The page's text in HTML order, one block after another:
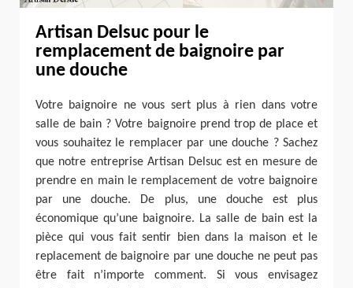
Artisan Delsuc pour le
remplacement de baignoire par
une douche
Votre baignoire ne vous sert plus à rien dans votre
salle de bain ? Votre baignoire prend trop de place et
vous souhaitez le remplacer par une douche ? Sachez
que notre entreprise Artisan Delsuc est en mesure de
prendre en main le remplacement de votre baignoire
par une douche. De plus, une douche est plus
économique qu’une baignoire. La salle de bain est la
pièce qui vous fait sentir bien dans la maison et le
replacement de baignoire par une douche ne peut pas
être fait n’importe comment. Si vous envisagez